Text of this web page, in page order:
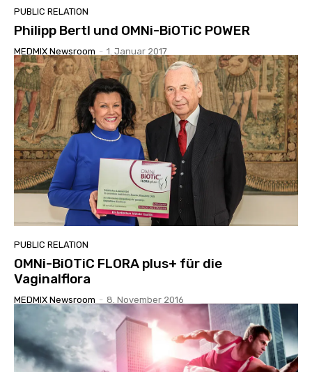
PUBLIC RELATION
Philipp Bertl und OMNi-BiOTiC POWER
MEDMIX Newsroom - 1. Januar 2017
PUBLIC RELATION
OMNi-BiOTiC FLORA plus+ für die
Vaginalflora
MEDMIX Newsroom - 8. November 2016